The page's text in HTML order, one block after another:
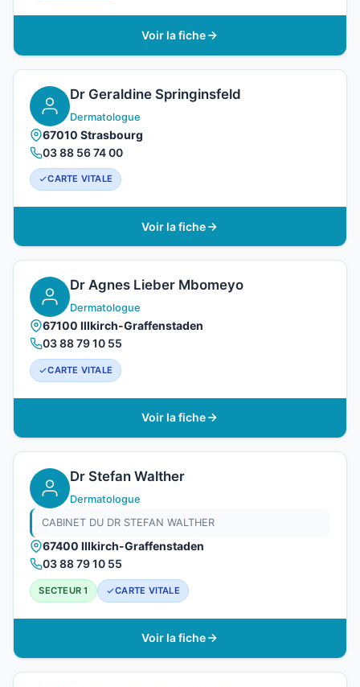
Voir la fiche
Dr Geraldine Springinsfeld
Dermatologue
67010 Strasbourg
03 88 56 74 00
CARTE VITALE
Voir la fiche
Dr Agnes Lieber Mbomeyo
Dermatologue
67100 Illkirch-Graffenstaden
03 88 79 10 55
CARTE VITALE
Voir la fiche
Dr Stefan Walther
Dermatologue
CABINET DU DR STEFAN WALTHER
67400 Illkirch-Graffenstaden
03 88 79 10 55
SECTEUR 1 CARTE VITALE
Voir la fiche